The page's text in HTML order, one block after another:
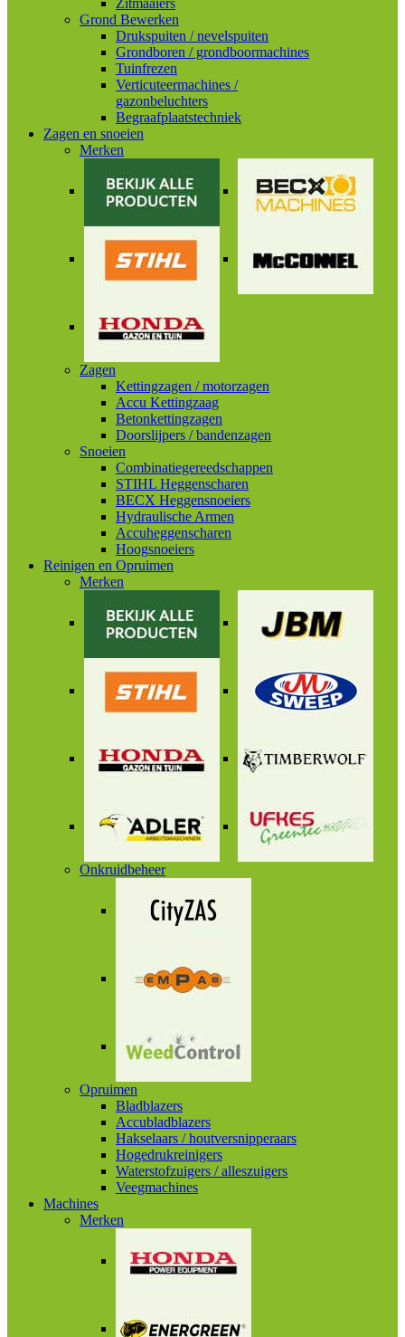
Zitmaaiers
Grond Bewerken
Drukspuiten / nevelspuiten
Grondboren / grondboormachines
Tuinfrezen
Verticuteermachines /
gazonbeluchters
Begraafplaatstechniek
Zagen en snoeien
Merken
Zagen
Kettingzagen / motorzagen
Accu Kettingzaag
Betonkettingzagen
Doorslijpers / bandenzagen
Snoeien
Combinatiegereedschappen
STIHL Heggenscharen
BECX Heggensnoeiers
Hydraulische Armen
Accuheggenscharen
Hoogsnoeiers
Reinigen en Opruimen
Merken
Onkruidbeheer
Opruimen
Bladblazers
Accubladblazers
Hakselaars / houtversnipperaars
Hogedrukreinigers
Waterstofzuigers / alleszuigers
Veegmachines
Machines
Merken